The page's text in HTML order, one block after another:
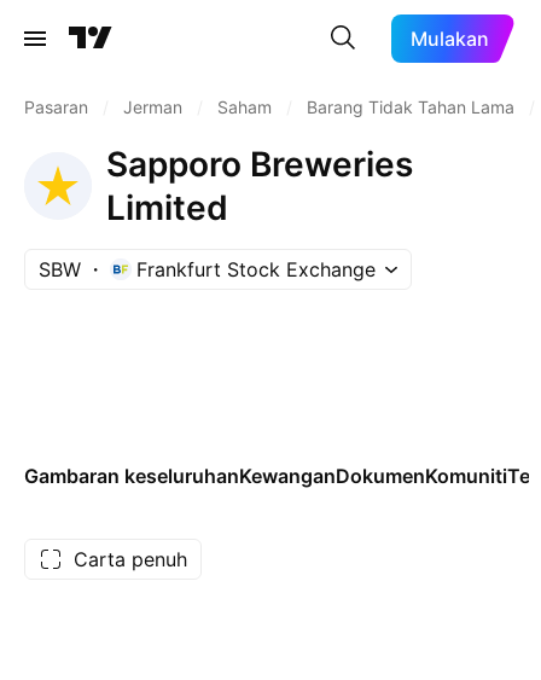
Mulakan
Pasaran Jerman Saham Barang Tidak Tahan Lama
Sapporo Breweries
Limited
SBW Frankfurt Stock Exchange
Gambaran keseluruhanKewanganDokumenKomuniti
Carta penuh